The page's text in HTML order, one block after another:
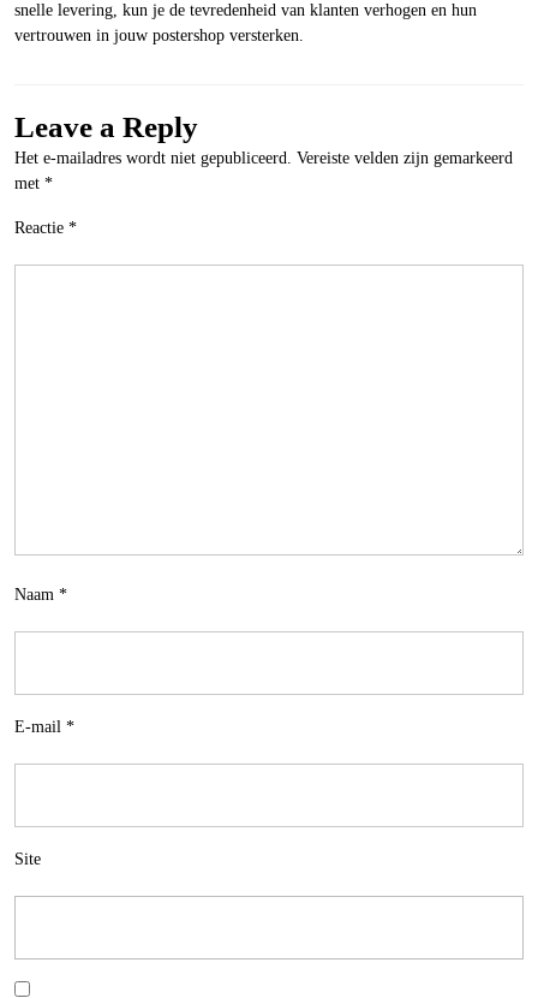
snelle levering, kun je de tevredenheid van klanten verhogen en hun
vertrouwen in jouw postershop versterken.
Leave a Reply
Het e-mailadres wordt niet gepubliceerd. Vereiste velden zijn gemarkeerd
met *
Reactie *
Naam *
E-mail *
Site